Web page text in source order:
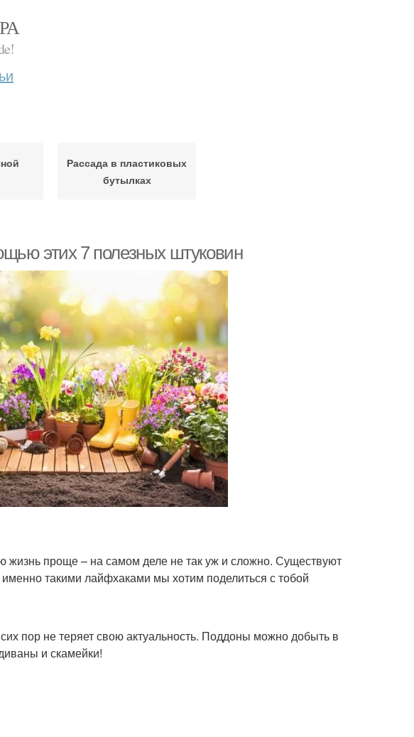
Рассада в пластиковых
бутылках
этих 7 полезных штуковин
жизнь проще – на самом деле не так уж и сложно. Существуют
такими лайфхаками мы хотим поделиться с тобой
пор не теряет свою актуальность. Поддоны можно добыть в
и скамейки!